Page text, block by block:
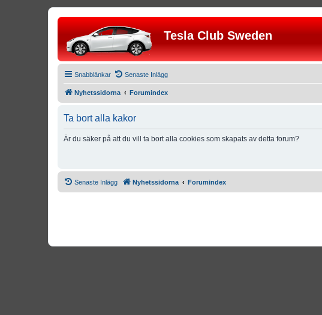
Tesla Club Sweden
Snabblänkar Senaste Inlägg
Nyhetssidorna Forumindex
Ta bort alla kakor
Är du säker på att du vill ta bort alla cookies som skapats av detta forum?
Senaste Inlägg Nyhetssidorna Forumindex